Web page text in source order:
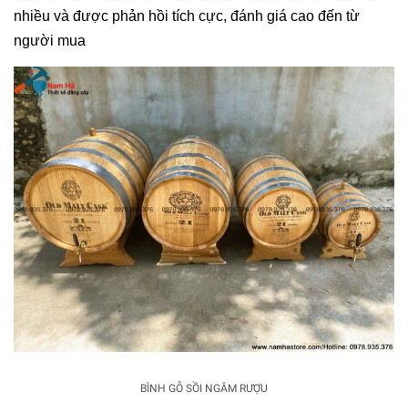
nhiều và được phản hồi tích cực, đánh giá cao đến từ
người mua
BÌNH GỖ SỒI NGÂM RƯỢU